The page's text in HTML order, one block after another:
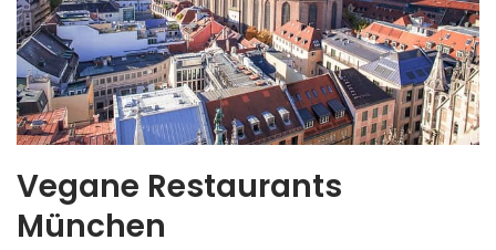
Vegane Restaurants
München